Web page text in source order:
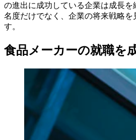
の進出に成功している企業は成長
名度だけでなく、企業の将来戦略
す。
食品メーカーの就職を